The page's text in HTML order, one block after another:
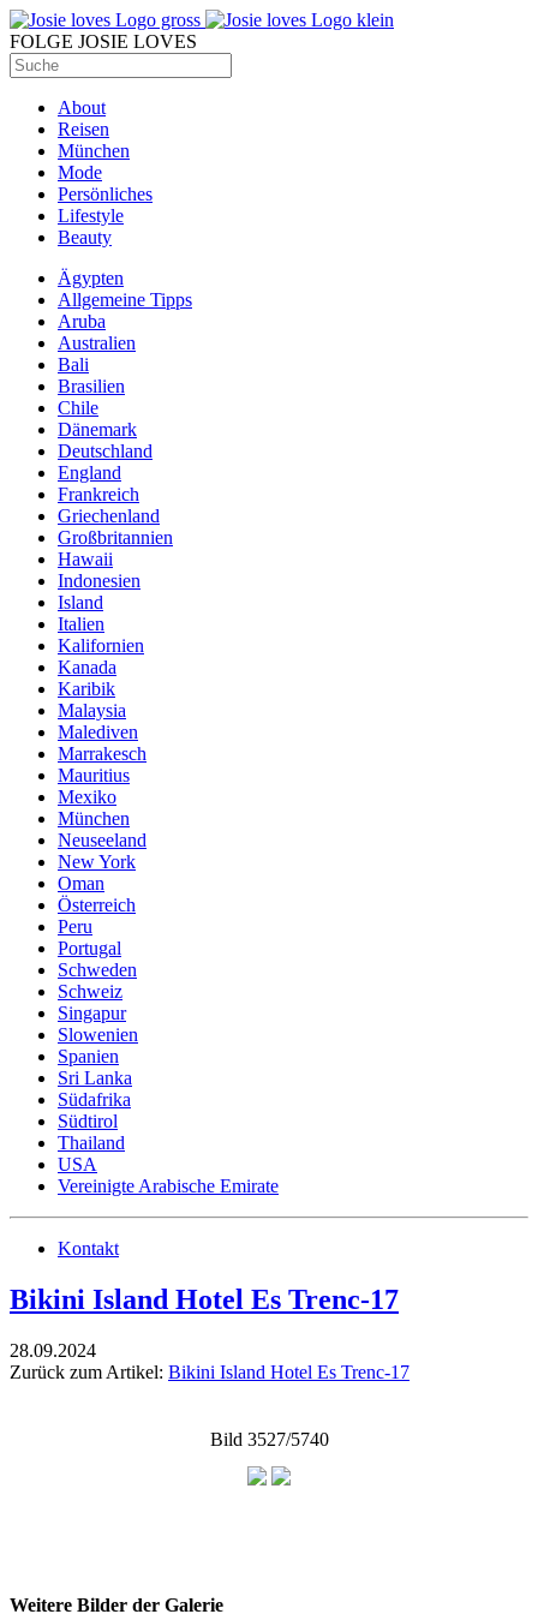
FOLGE JOSIE LOVES
About
Reisen
München
Mode
Persönliches
Lifestyle
Beauty
Ägypten
Allgemeine Tipps
Aruba
Australien
Bali
Brasilien
Chile
Dänemark
Deutschland
England
Frankreich
Griechenland
Großbritannien
Hawaii
Indonesien
Island
Italien
Kalifornien
Kanada
Karibik
Malaysia
Malediven
Marrakesch
Mauritius
Mexiko
München
Neuseeland
New York
Oman
Österreich
Peru
Portugal
Schweden
Schweiz
Singapur
Slowenien
Spanien
Sri Lanka
Südafrika
Südtirol
Thailand
USA
Vereinigte Arabische Emirate
Kontakt
Bikini Island Hotel Es Trenc-17
28.09.2024
Zurück zum Artikel: Bikini Island Hotel Es Trenc-17
Bild 3527/5740
Weitere Bilder der Galerie